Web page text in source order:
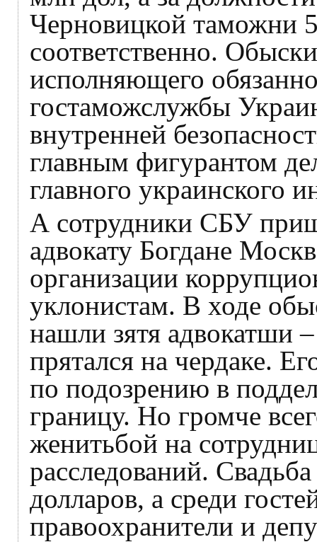
Черновицкой таможни
соответственно.
исполняющего
гостаможслужбы
внутренней
главным фигурантом
главного украинского
А сотрудники СБУ
адвокату Богдане
организации
уклонистам. В ходе
нашли зятя адвокатши
прятался на чердаке.
по подозрению в
границу. Но громче
женитьбой на
расследований.
долларов, а среди
правоохранители и